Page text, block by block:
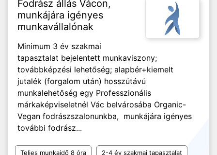
Fodrász állás Vácon,
munkájára igényes
munkavállalónak
Minimum 3 év szakmai
tapasztalat bejelentett munkaviszony;
továbbképzési lehetőség; alapbér+kiemelt
jutalék (forgalom után) hosszútávú
munkalehetőség egy Professzionális
márkaképviseletnél Vác belvárosába Organic-
Vegan fodrászszalonunkba, munkájára igényes
további fodrász...
Teljes munkaidő 8 óra 2-4 év szakmai tapasztalat